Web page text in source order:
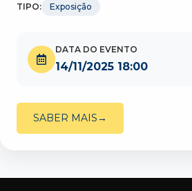
TIPO: Exposição
DATA DO EVENTO
14/11/2025 18:00
SABER MAIS